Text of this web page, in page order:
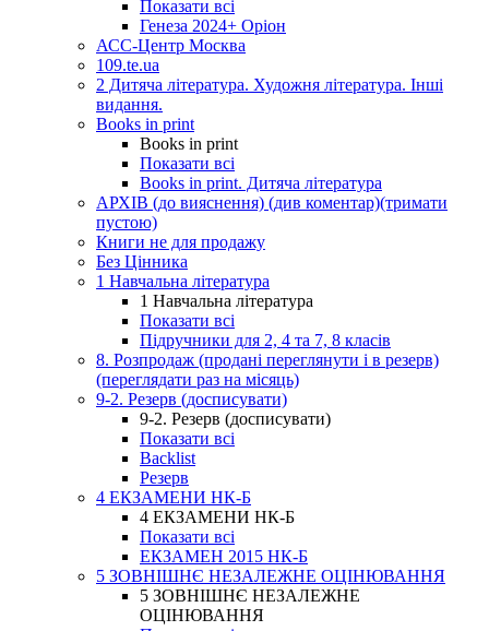
Показати всі
Генеза 2024+ Оріон
АСС-Центр Москва
109.te.ua
2 Дитяча література. Художня література. Інші
видання.
Books in print
Books in print
Показати всі
Books in print. Дитяча література
АРХІВ (до вияснення) (див коментар)(тримати
пустою)
Книги не для продажу
Без Цінника
1 Навчальна література
1 Навчальна література
Показати всі
Підручники для 2, 4 та 7, 8 класів
8. Розпродаж (продані переглянути і в резерв)
(переглядати раз на місяць)
9-2. Резерв (досписувати)
9-2. Резерв (досписувати)
Показати всі
Backlist
Резерв
4 ЕКЗАМЕНИ НК-Б
4 ЕКЗАМЕНИ НК-Б
Показати всі
ЕКЗАМЕН 2015 НК-Б
5 ЗОВНІШНЄ НЕЗАЛЕЖНЕ ОЦІНЮВАННЯ
5 ЗОВНІШНЄ НЕЗАЛЕЖНЕ
ОЦІНЮВАННЯ